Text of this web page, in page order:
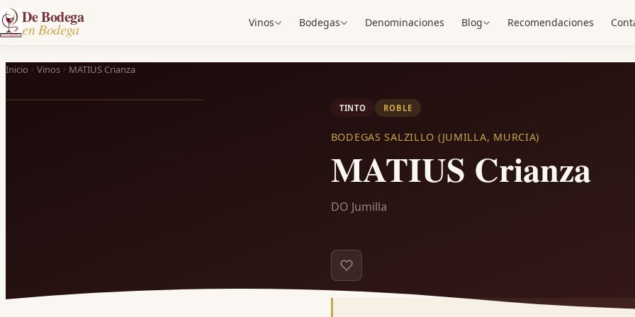
De Bodega
en Bodega Vinos Bodegas Denominaciones Blog Recomendaciones
Inicio Vinos MATIUS Crianza
TINTO ROBLE
BODEGAS SALZILLO (JUMILLA, MURCIA)
MATIUS Crianza
DO Jumilla